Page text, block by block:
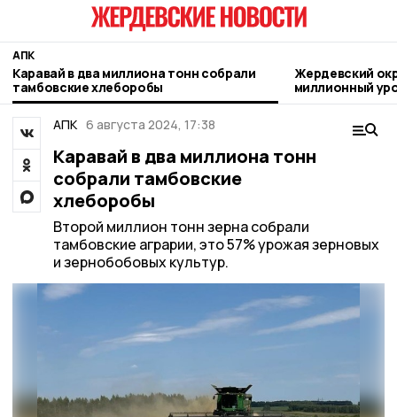
АПК
Каравай в два миллиона тонн собрали
тамбовские хлеборобы
Жердевский
миллионный
области
АПК 6 августа 2024, 17:38
Каравай в два миллиона тонн
собрали тамбовские
хлеборобы
Второй миллион тонн зерна собрали
тамбовские аграрии, это 57% урожая зерновых
и зернобобовых культур.